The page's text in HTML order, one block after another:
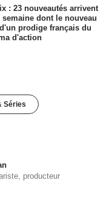
: 23 nouveautés arrivent
semaine dont le nouveau
prodige français du
d'action
Séries
producteur